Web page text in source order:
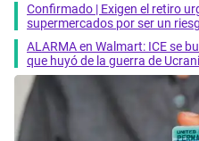
Confirmado | Exigen el retiro
supermercados por ser un
ALARMA en Walmart: ICE se
que huyó de la guerra de